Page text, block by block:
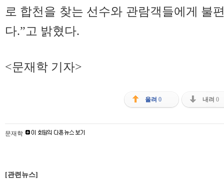
로 합천을 찾는 선수와 관람객들에게 불
다.”고 밝혔다.
<문재학 기자>
올려 0 내려 0
문재학
[관련뉴스]